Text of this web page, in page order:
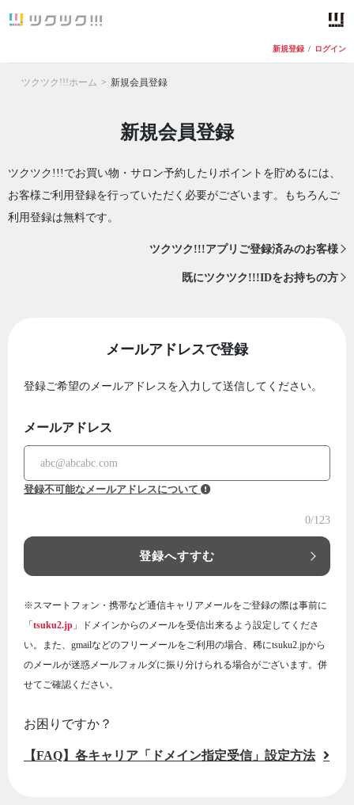
新規登録 / ログイン
ツクツク!!!ホーム 新規会員登録
新規会員登録
ツクツク!!!でお買い物・サロン予約したりポイントを貯めるには、
お客様ご利用登録を行っていただく必要がございます。もちろんご
利用登録は無料です。
ツクツク!!!アプリご登録済みのお客様
既にツクツク!!!IDをお持ちの方
メールアドレスで登録
登録ご希望のメールアドレスを入力して送信してください。
メールアドレス
登録不可能なメールアドレスについて
0/123
登録へすすむ
※スマートフォン・携帯など通信キャリアメールをご登録の際は事前に
「 tsuku2.jp 」ドメインからのメールを受信出来るよう設定してくださ
い。また、gmailなどのフリーメールをご利用の場合、稀にtsuku2.jpから
のメールが迷惑メールフォルダに振り分けられる場合がございます。併
せてご確認ください。
お困りですか？
【FAQ】各キャリア「ドメイン指定受信」設定方法